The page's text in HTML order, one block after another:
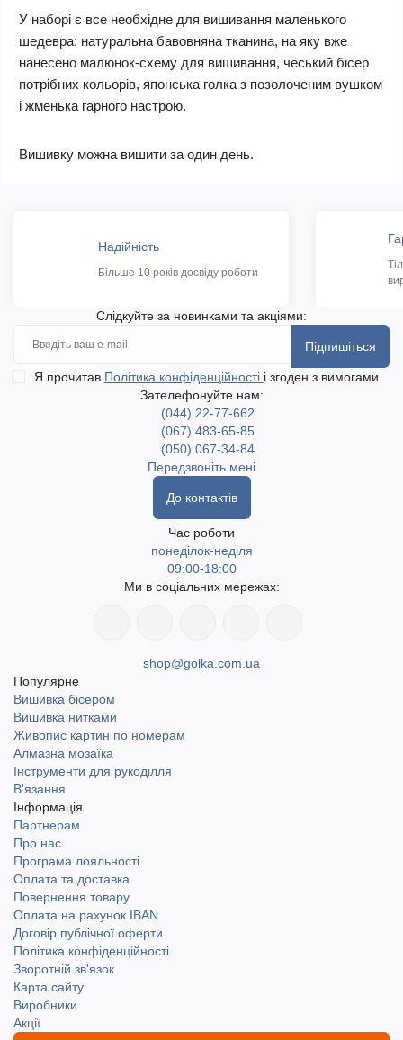
У наборі є все необхідне для вишивання маленького
шедевра: натуральна бавовняна тканина, на яку вже
нанесено малюнок-схему для вишивання, чеський бісер
потрібних кольорів, японська голка з позолоченим вушком
і жменька гарного настрою.
Вишивку можна вишити за один день.
Надійність
Більше 10 років досвіду роботи
Слідкуйте за новинками та акціями:
Підпишіться
Я прочитав Політика конфіденційності і згоден з вимогами
Зателефонуйте нам:
(044) 22-77-662
(067) 483-65-85
(050) 067-34-84
Передзвоніть мені
До контактів
Час роботи
понеділок-неділя
09:00-18:00
Ми в соціальних мережах:
shop@golka.com.ua
Популярне
Вишивка бісером
Вишивка нитками
Живопис картин по номерам
Алмазна мозаїка
Інструменти для рукоділля
В'язання
Інформація
Партнерам
Про нас
Програма лояльності
Оплата та доставка
Повернення товару
Оплата на рахунок IBAN
Договір публічної оферти
Політика конфіденційності
Зворотній зв'язок
Карта сайту
Виробники
Акції